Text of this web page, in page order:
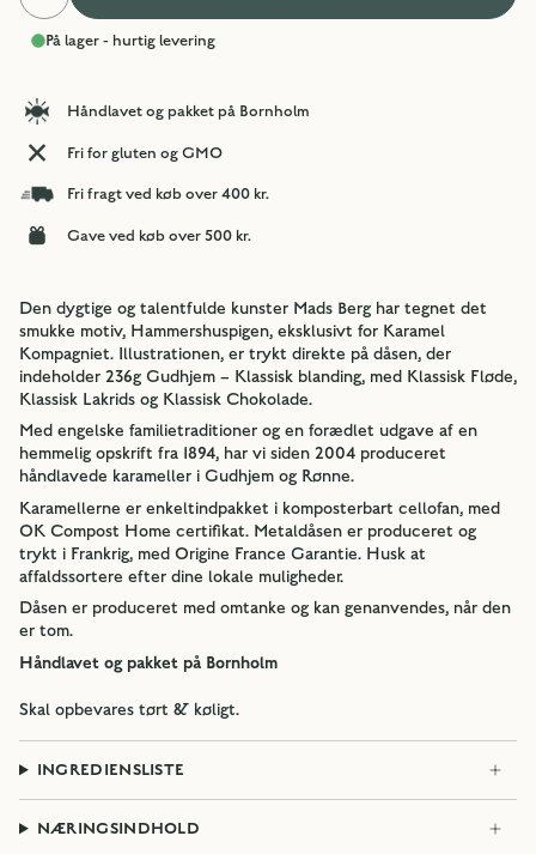
På lager - hurtig levering
Håndlavet og pakket på Bornholm
Fri for gluten og GMO
Fri fragt ved køb over 400 kr.
Gave ved køb over 500 kr.
Den dygtige og talentfulde kunster Mads Berg har tegnet det
smukke motiv, Hammershuspigen, eksklusivt for Karamel
Kompagniet. Illustrationen, er trykt direkte på dåsen, der
indeholder 236g Gudhjem – Klassisk blanding, med Klassisk Fløde,
Klassisk Lakrids og Klassisk Chokolade.
Med engelske familietraditioner og en forædlet udgave af en
hemmelig opskrift fra 1894, har vi siden 2004 produceret
håndlavede karameller i Gudhjem og Rønne.
Karamellerne er enkeltindpakket i komposterbart cellofan, med
OK Compost Home certifikat. Metaldåsen er produceret og
trykt i Frankrig, med Origine France Garantie. Husk at
affaldssortere efter dine lokale muligheder.
Dåsen er produceret med omtanke og kan genanvendes, når den
er tom.
Håndlavet og pakket på Bornholm
Skal opbevares tørt & køligt.
INGREDIENSLISTE
NÆRINGSINDHOLD